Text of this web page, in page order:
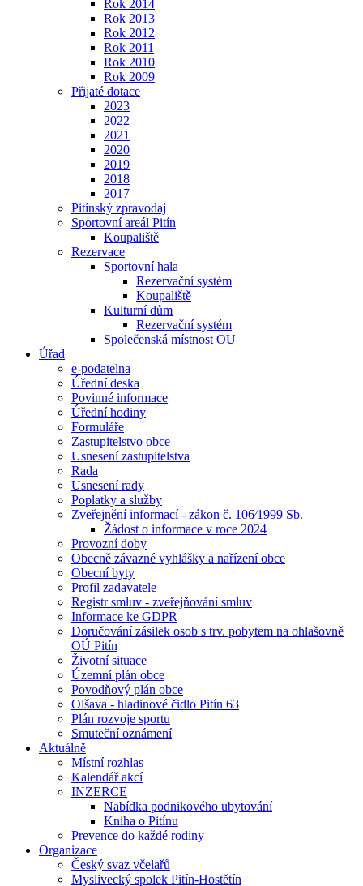
Rok 2014
Rok 2013
Rok 2012
Rok 2011
Rok 2010
Rok 2009
Přijaté dotace
2023
2022
2021
2020
2019
2018
2017
Pitínský zpravodaj
Sportovní areál Pitín
Koupaliště
Rezervace
Sportovní hala
Rezervační systém
Koupaliště
Kulturní dům
Rezervační systém
Společenská místnost OU
Úřad
e-podatelna
Úřední deska
Povinné informace
Úřední hodiny
Formuláře
Zastupitelstvo obce
Usnesení zastupitelstva
Rada
Usnesení rady
Poplatky a služby
Zveřejnění informací - zákon č. 106⁄1999 Sb.
Žádost o informace v roce 2024
Provozní doby
Obecně závazné vyhlášky a nařízení obce
Obecní byty
Profil zadavatele
Registr smluv - zveřejňování smluv
Informace ke GDPR
Doručování zásilek osob s trv. pobytem na ohlašovně
OÚ Pitín
Životní situace
Územní plán obce
Povodňový plán obce
Olšava - hladinové čidlo Pitín 63
Plán rozvoje sportu
Smuteční oznámení
Aktuálně
Místní rozhlas
Kalendář akcí
INZERCE
Nabídka podnikového ubytování
Kniha o Pitínu
Prevence do každé rodiny
Organizace
Český svaz včelařů
Myslivecký spolek Pitín-Hostětín